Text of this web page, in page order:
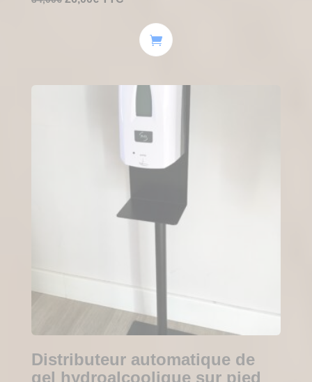
Distributeur automatique de
gel hydroalcoolique sur pied